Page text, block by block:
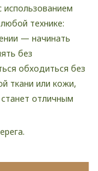
использованием
технике:
— начинать
без
обходиться без
ткани или кожи,
отличным